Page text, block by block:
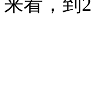
来看，到